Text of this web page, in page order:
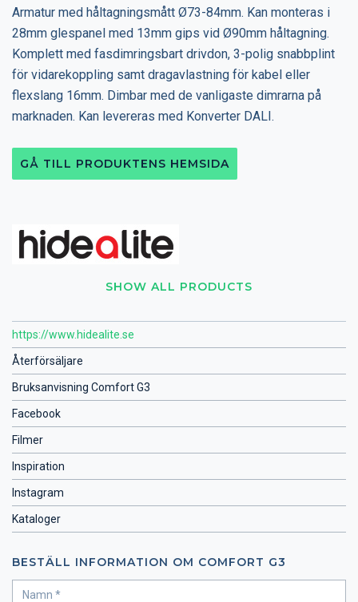
SHOW ALL PRODUCTS
https://www.hidealite.se
Återförsäljare
Bruksanvisning Comfort G3
Facebook
Filmer
Inspiration
Instagram
Kataloger
BESTÄLL INFORMATION OM COMFORT G3
Armatur med håltagningsmått Ø73-84mm. Kan monteras i
28mm glespanel med 13mm gips vid Ø90mm håltagning.
Komplett med fasdimringsbart drivdon, 3-polig snabbplint
för vidarekoppling samt dragavlastning för kabel eller
flexslang 16mm. Dimbar med de vanligaste dimrarna på
marknaden. Kan levereras med Konverter DALI.
GÅ TILL PRODUKTENS HEMSIDA